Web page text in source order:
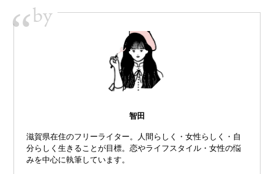
“by
智田
滋賀県在住のフリーライター。人間らしく・女性らしく・自
分らしく生きることが目標。恋やライフスタイル・女性の悩
みを中心に執筆しています。